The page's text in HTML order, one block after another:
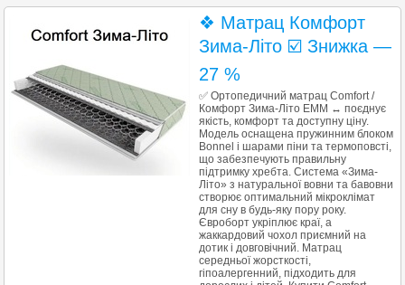
❖ Матрац Комфорт
Зима-Літо ☑️ Знижка —
27 %
✅ Ортопедичний матрац Comfort /
Комфорт Зима-Літо ЕММ ↔ поєднує
якість, комфорт та доступну ціну.
Модель оснащена пружинним блоком
Bonnel і шарами піни та термоповсті,
що забезпечують правильну
підтримку хребта. Система «Зима-
Літо» з натуральної вовни та бавовни
створює оптимальний мікроклімат
для сну в будь-яку пору року.
Євроборт укріплює краї, а
жаккардовий чохол приємний на
дотик і довговічний. Матрац
середньої жорсткості,
гіпоалергенний, підходить для